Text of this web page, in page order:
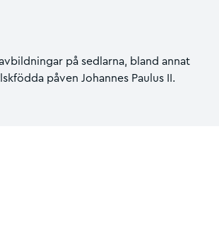
på sedlarna, bland annat
påven Johannes Paulus II.